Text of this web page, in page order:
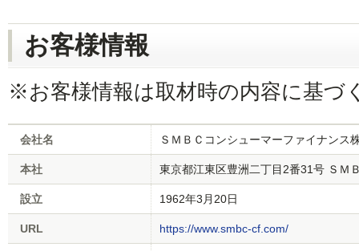
お客様情報
※お客様情報は取材時の内容に基づ
会社名 ＳＭＢＣコンシューマーファイナンス
本社 東京都江東区豊洲二丁目2番31号 ＳＭ
設立 1962年3月20日
URL https://www.smbc-cf.com/